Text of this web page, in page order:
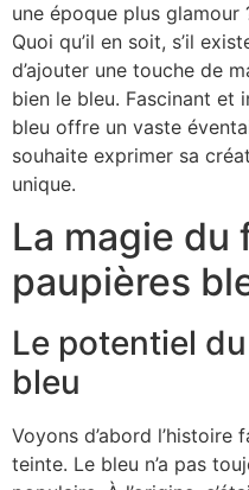
une époque plus glamour
Quoi qu’il en soit, s’il
d’ajouter une touche de
bien le bleu. Fascinant et
bleu offre un vaste
souhaite exprimer sa
unique.
La magie du
paupières
Le potentiel
bleu
Voyons d’abord
teinte. Le bleu n’a pas